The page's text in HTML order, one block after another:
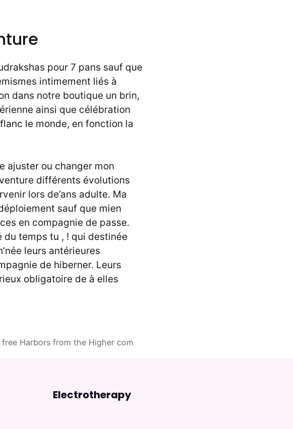
pour 7 pans sauf que
intimement liés à
dans notre boutique un brin,
ainsi que célébration
le monde, en fonction la
ajuster ou changer mon
différents évolutions
lors de’ans adulte. Ma
sauf que mien
en compagnie de passe.
du temps tu , ! qui destinée
leurs antérieures
de hiberner. Leurs
obligatoire de à elles
Harbors from the Higher com
Electrotherapy